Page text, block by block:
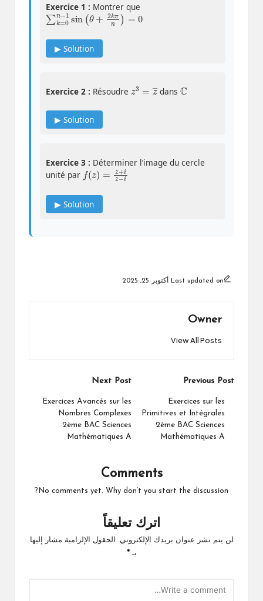
Exercice 1 : Montrer que
∑k=0n− 1sin(θ+2kπn)=
0
▶ Solution
Exercice 2 : Résoudre
3
―
dans
C
▶ Solution
Exercice 3 : Déterminer l’image du cercle
unité par
f(z)=z+iz−i
▶ Solution
Last updated on أكتوبر 25, 2025
Owner
View All Posts
Post
navigation
Previous Post
Exercices sur les
Primitives et Intégrales
2ème BAC Sciences
Mathématiques A
Next Post
Exercices Avancés sur les
Nombres Complexes
2ème BAC Sciences
Mathématiques A
Comments
No comments yet. Why don’t you start the discussion?
اترك تعليقاً
لن يتم نشر عنوان بريدك الإلكتروني.
الحقول الإلزامية مشار إليها
بـ*